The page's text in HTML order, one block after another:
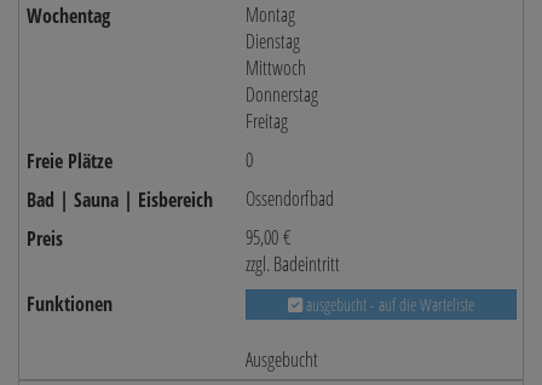
Montag
Dienstag
Mittwoch
Donnerstag
Freitag
0
Ossendorfbad
95,00 €
zzgl. Badeintritt
ausgebucht - auf die Warteliste
Ausgebucht